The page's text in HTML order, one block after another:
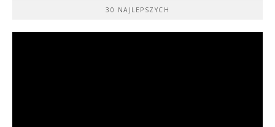
30 NAJLEPSZYCH